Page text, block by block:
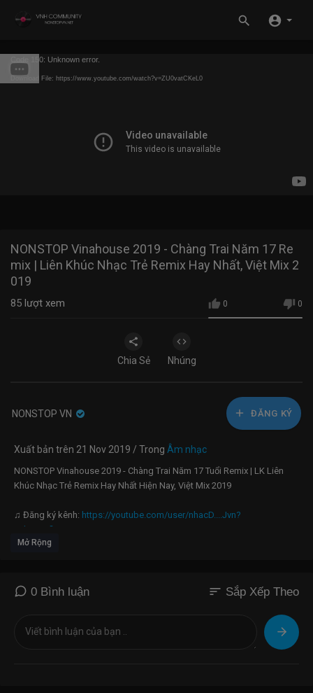
Code 150: Unknown error.
Download File: https://www.youtube.com/watch?v=ZU0vatCKeL0
NONSTOP Vinahouse 2019 - Chàng Trai Năm 17 Re
mix | Liên Khúc Nhạc Trẻ Remix Hay Nhất, Việt Mix 2
019
0 0
85 lượt xem
Chia Sẻ Nhúng
NONSTOP VN ĐĂNG KÝ
Xuất bản trên 21 Nov 2019 / Trong Âm nhạc
NONSTOP Vinahouse 2019 - Chàng Trai Năm 17 Tuổi Remix | LK Liên
Khúc Nhạc Trẻ Remix Hay Nhất Hiện Nay, Việt Mix 2019
♫ Đăng ký kênh: https://youtube.com/user/nhacD....Jvn?
sub_confirmation
♫ Playlist NST Vinahouse:
------------------------------------------
® If my video contains your copyright content, please contact us, we
Mở Rộng
0 Bình luận sort Sắp Xếp Theo